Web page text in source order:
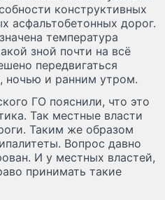
конструктивных
асфальтобетонных дорог.
температура
зной почти на всё
передвигаться
ночью и ранним утром.
ГО пояснили, что это
Так местные власти
Таким же образом
Вопрос давно
И у местных властей,
принимать такие